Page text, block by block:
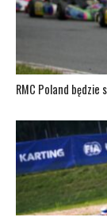
RMC Poland będzie